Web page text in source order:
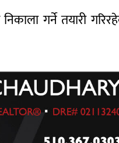
गर्ने तयारी